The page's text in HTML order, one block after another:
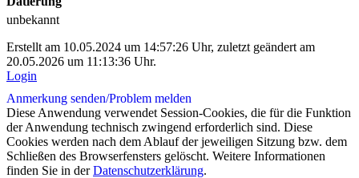
unbekannt
Erstellt am 10.05.2024 um 14:57:26 Uhr, zuletzt geändert am
20.05.2026 um 11:13:36 Uhr.
Login
Anmerkung senden/Problem melden
Diese Anwendung verwendet Session-Cookies, die für die Funktion
der Anwendung technisch zwingend erforderlich sind. Diese
Cookies werden nach dem Ablauf der jeweiligen Sitzung bzw. dem
Schließen des Browserfensters gelöscht. Weitere Informationen
finden Sie in derDatenschutzerklärung.